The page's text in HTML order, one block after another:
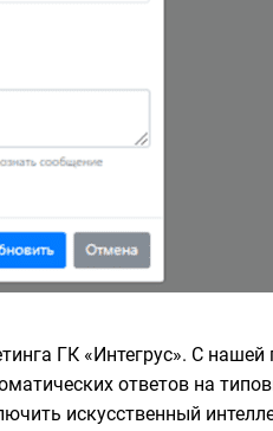
ГК «Интегрус». С
ответов на
искусственный